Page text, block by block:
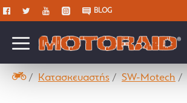
BLOG
Κατασκευαστής SW-Motech